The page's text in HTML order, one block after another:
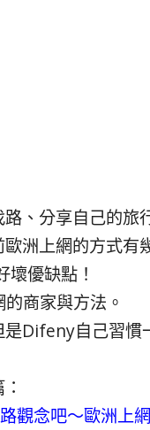
、分享自己的旅
洲上網的方式有
優缺點！
商家與方法。
是Difeny自己習慣
觀念吧～歐洲上